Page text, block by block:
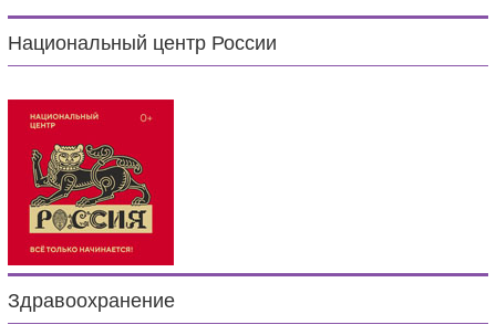
Национальный центр России
Здравоохранение